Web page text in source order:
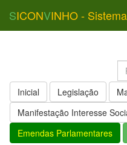
SICONVINHO -
Inicial Legislação
Manifestação Interesse
Emendas Parlamentares